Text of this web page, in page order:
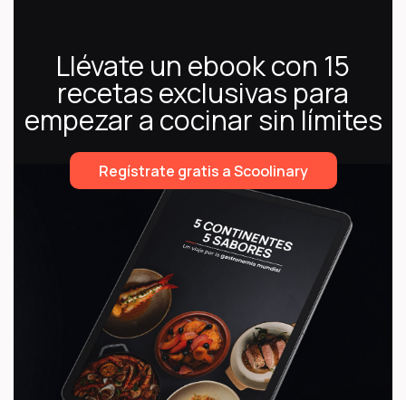
Llévate un ebook con 15
recetas exclusivas para
empezar a cocinar sin límites
Regístrate gratis a Scoolinary